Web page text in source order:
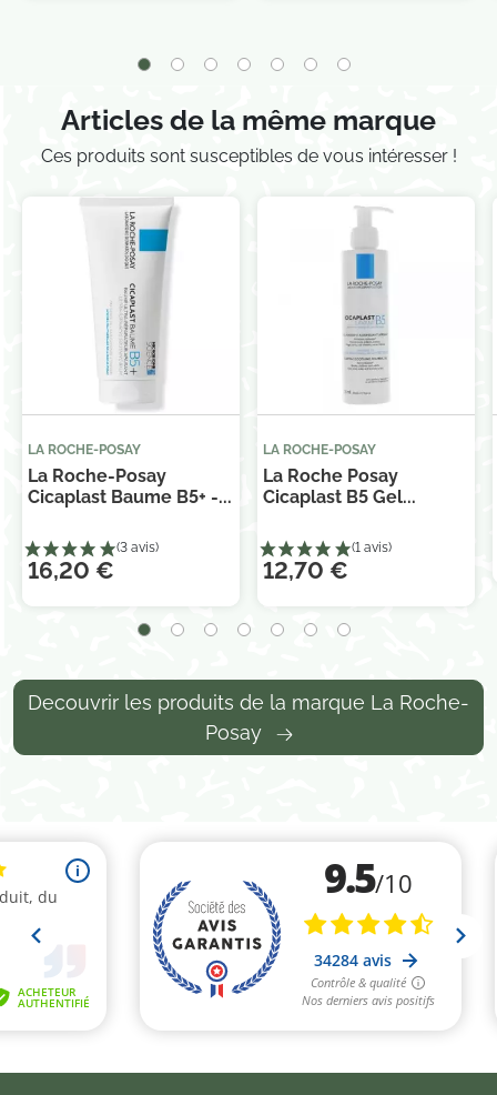
Articles de la même marque
Ces produits sont susceptibles de vous intéresser !
LA ROCHE-POSAY
La Roche-Posay
Cicaplast Baume B5+ -...
16,20 €
LA ROCHE-POSAY
La Roche Posay
Cicaplast B5 Gel...
12,70 €
Decouvrir les produits de la marque La Roche-
Posay